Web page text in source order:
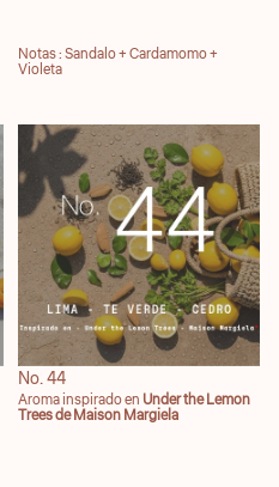
Notas : Sandalo + Cardamomo +
Violeta
No. 44
No. 44
Aroma inspirado en Under the Lemon
Trees de Maison Margiela